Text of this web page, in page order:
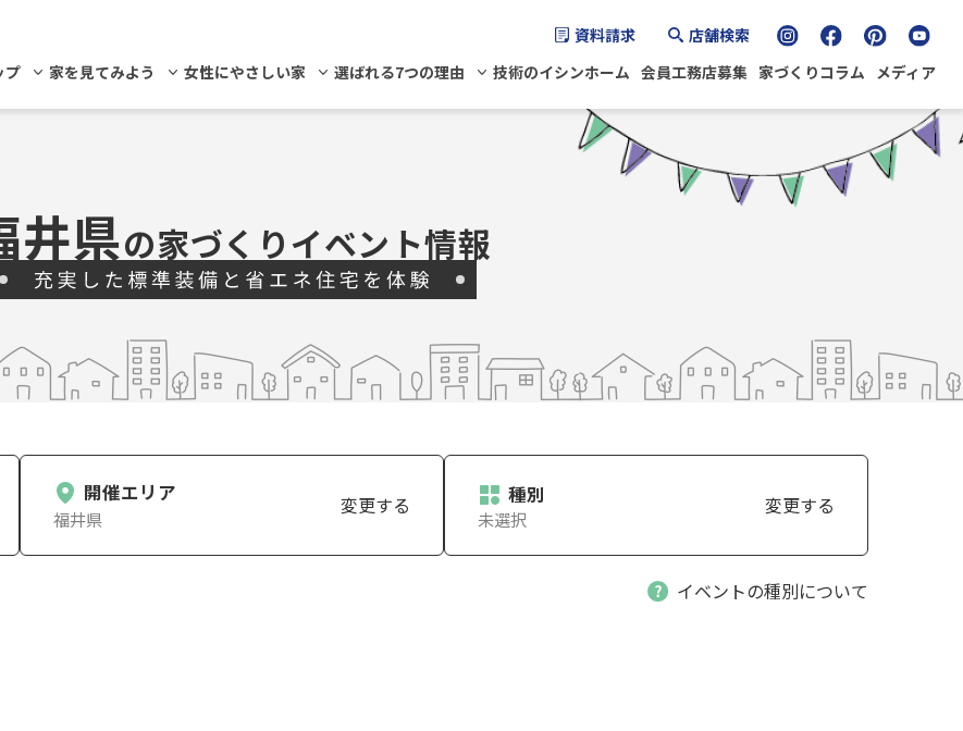
資料請求
店舗検索
プ 家を見てみよう 女性にやさしい家 選ばれる7つの理由 技術のイシンホーム 会員工務店募集 家づくりコラム メディア
井県の家づくりイベント情報
開催エリア 変更する 種別
未選択
変更する
イベントの種別について